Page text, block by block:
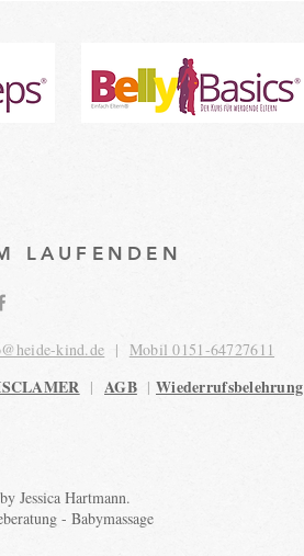
LAUFENDEN
kind.de | Mobil 0151-64727611
| AGB | Wiederrufsbelehrung
Jessica Hartmann.
- Babymassage